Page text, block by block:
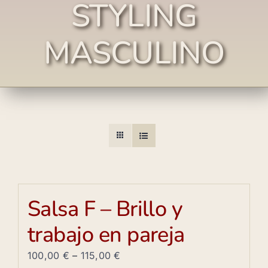
STYLING
MASCULINO
Salsa F – Brillo y
trabajo en pareja
100,00 € – 115,00€